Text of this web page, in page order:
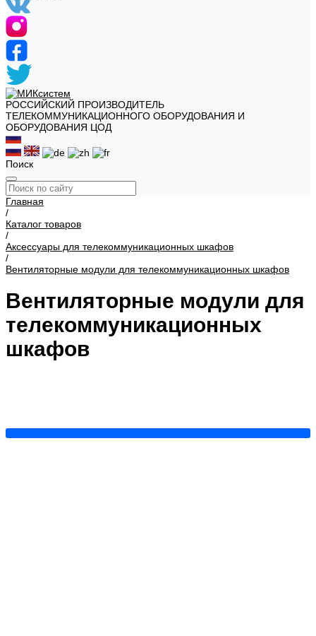
РОССИЙСКИЙ ПРОИЗВОДИТЕЛЬ
ТЕЛЕКОММУНИКАЦИОННОГО ОБОРУДОВАНИЯ И
ОБОРУДОВАНИЯ ЦОД
Поиск
Главная
/
Каталог товаров
/
Аксессуары для телекоммуникационных шкафов
/
Вентиляторные модули для телекоммуникационных шкафов
Вентиляторные модули для
телекоммуникационных
шкафов